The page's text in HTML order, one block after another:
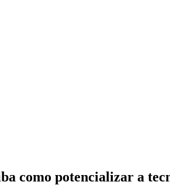
como potencializar a